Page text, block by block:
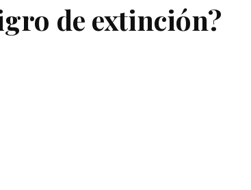
de extinción?